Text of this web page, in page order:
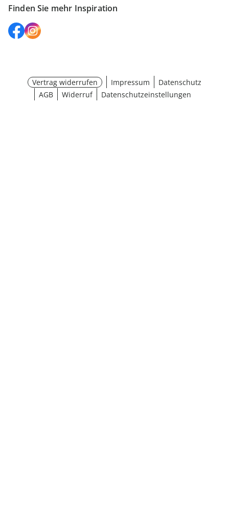
Finden Sie mehr Inspiration
Vertrag widerrufen Impressum
Datenschutz
AGB
Widerruf Datenschutzeinstellungen